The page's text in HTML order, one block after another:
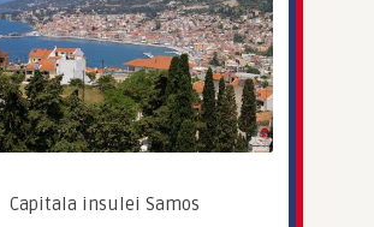
Capitala insulei Samos